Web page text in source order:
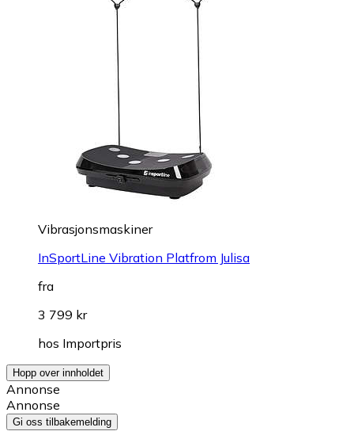
Vibrasjonsmaskiner
InSportLine Vibration Platfrom Julisa
fra
3 799 kr
hos Importpris
Hopp over innholdet
Annonse
Annonse
Gi oss tilbakemelding